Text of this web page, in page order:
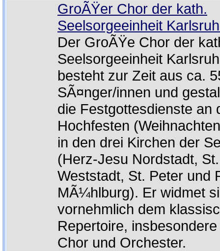
GroÃŸer Chor der kath.
Seelsorgeeinheit
Der GroÃŸe Chor der
Seelsorgeeinheit
besteht zur Zeit aus ca.
SÃ¤nger/innen und
die Festgottesdienste an
Hochfesten
in den drei Kirchen der
(Herz-Jesu Nordstadt,
Weststadt, St. Peter und
MÃ¼hlburg). Er widmet
vornehmlich dem
Repertoire,
Chor und Orchester.